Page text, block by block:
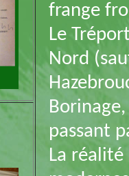
frange
Le
Nord
passant
La